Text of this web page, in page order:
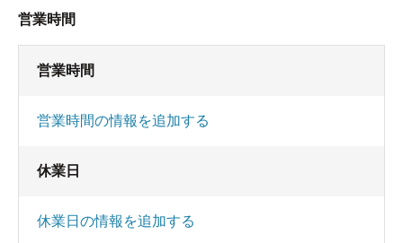
営業時間
営業時間
営業時間の情報を追加する
休業日
休業日の情報を追加する